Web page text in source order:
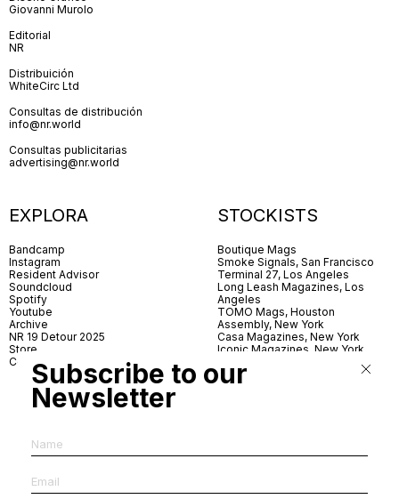
Giovanni Murolo
Editorial
NR
Distribuición
WhiteCirc Ltd
Consultas de distribución
info@nr.world
Consultas publicitarias
advertising@nr.world
EXPLORA
Bandcamp
Instagram
Resident Advisor
Soundcloud
Spotify
Youtube
Archive
NR 19 Detour 2025
Store
Contact
STOCKISTS
Boutique Mags
Smoke Signals, San Francisco
Terminal 27, Los Angeles
Long Leash Magazines, Los
Angeles
TOMO Mags, Houston
Assembly, New York
Casa Magazines, New York
Iconic Magazines, New York
Village Books, Leeds
Village Books, Manchester
Subscribe to our
Newsletter